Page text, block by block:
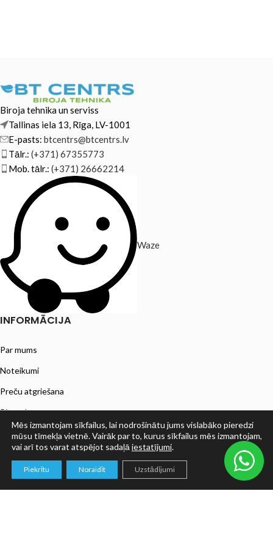
Biroja tehnika un serviss
Tallinas iela 13, Rīga, LV-1001
E-pasts: btcentrs@btcentrs.lv
Tālr.: (+371) 67355773
Mob. tālr.: (+371) 26662214
Waze
INFORMĀCIJA
Par mums
Noteikumi
Preču atgriešana
Piegāde
ESTO nomaksa
Privātuma politika
Mēs izmantojam sīkfailus, lai nodrošinātu jums vislabāko pieredzi
mūsu tīmekļa vietnē. Vairāk par to, kurus sīkfailus mēs izmantojam,
vai arī tos varat atspējot sadaļā iestatījumi.
Piekrītu Noraidīt Uzstādījumi
FiltersGrozs
Mans konts